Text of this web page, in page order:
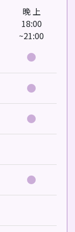
晚 上
18:00
~21:00